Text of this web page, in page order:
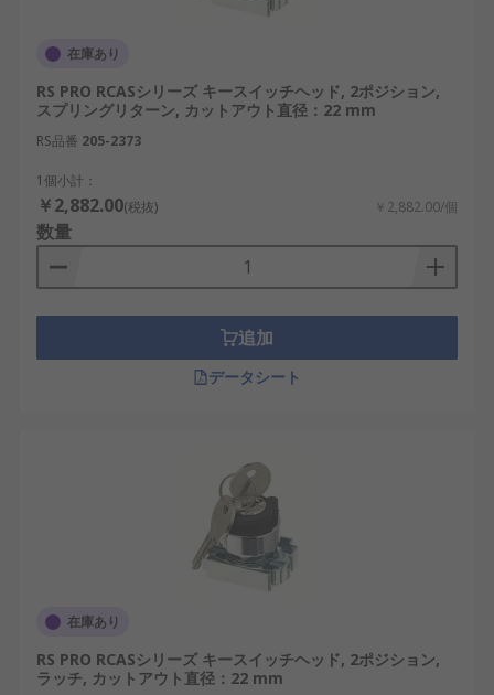
在庫あり
RS PRO RCASシリーズ キースイッチヘッド, 2ポジション,
スプリングリターン, カットアウト直径：22 mm
RS品番 205-2373
1個小計：
￥2,882.00(税抜) ￥2,882.00/個
数量
追加
データシート
在庫あり
RS PRO RCASシリーズ キースイッチヘッド, 2ポジション,
ラッチ, カットアウト直径：22 mm